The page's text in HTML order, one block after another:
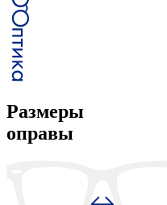
Размеры
оправы